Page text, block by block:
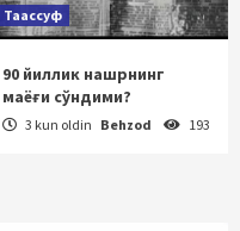
Таассуф
90 йиллик нашрнинг
маёғи сўндими?
3 kun oldin Behzod 193